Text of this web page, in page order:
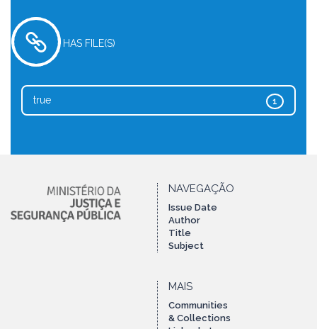
HAS FILE(S)
1
true
NAVEGAÇÃO
Issue Date
Author
Title
Subject
MAIS
Communities
& Collections